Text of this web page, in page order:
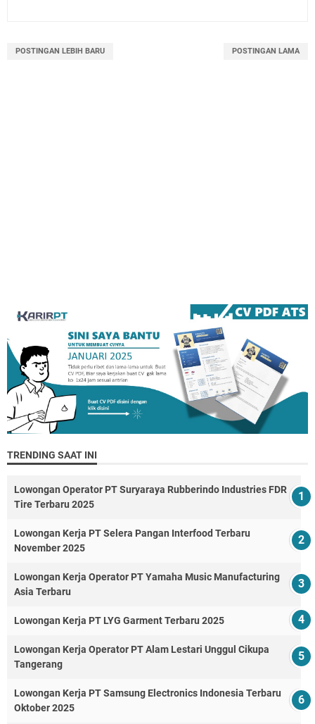
POSTINGAN LEBIH BARU POSTINGAN LAMA
TRENDING SAAT INI
Lowongan Operator PT Suryaraya Rubberindo Industries FDR
Tire Terbaru 2025
Lowongan Kerja PT Selera Pangan Interfood Terbaru
November 2025
Lowongan Kerja Operator PT Yamaha Music Manufacturing
Asia Terbaru
Lowongan Kerja PT LYG Garment Terbaru 2025
Lowongan Kerja Operator PT Alam Lestari Unggul Cikupa
Tangerang
Lowongan Kerja PT Samsung Electronics Indonesia Terbaru
Oktober 2025